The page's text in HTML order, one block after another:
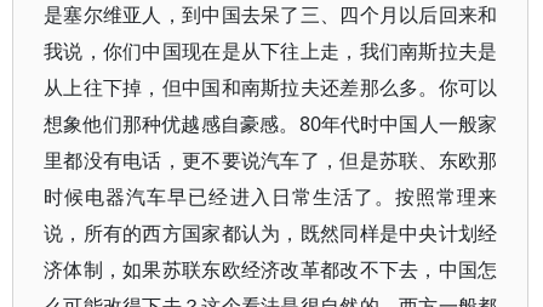
是塞尔维亚人，到中国去呆了三、四个月以后回来和
我说，你们中国现在是从下往上走，我们南斯拉夫是
从上往下掉，但中国和南斯拉夫还差那么多。你可以
想象他们那种优越感自豪感。80年代时中国人一般家
里都没有电话，更不要说汽车了，但是苏联、东欧那
时候电器汽车早已经进入日常生活了。按照常理来
说，所有的西方国家都认为，既然同样是中央计划经
济体制，如果苏联东欧经济改革都改不下去，中国怎